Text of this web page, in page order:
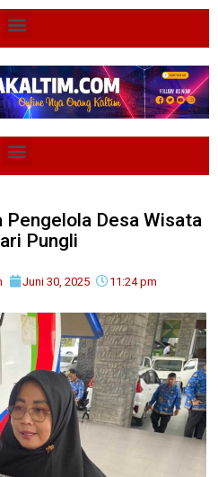
Desa Wisata
Pungli
Juni 30, 2025 11:24 pm